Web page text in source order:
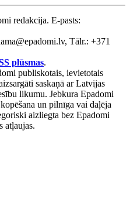
redakcija. E-pasts:
Tālr.: +371
plūsmas.
publiskotais, ievietotais
saskaņā ar Latvijas
likumu. Jebkura Epadomi
un pilnīga vai daļēja
aizliegta bez Epadomi
atļaujas.